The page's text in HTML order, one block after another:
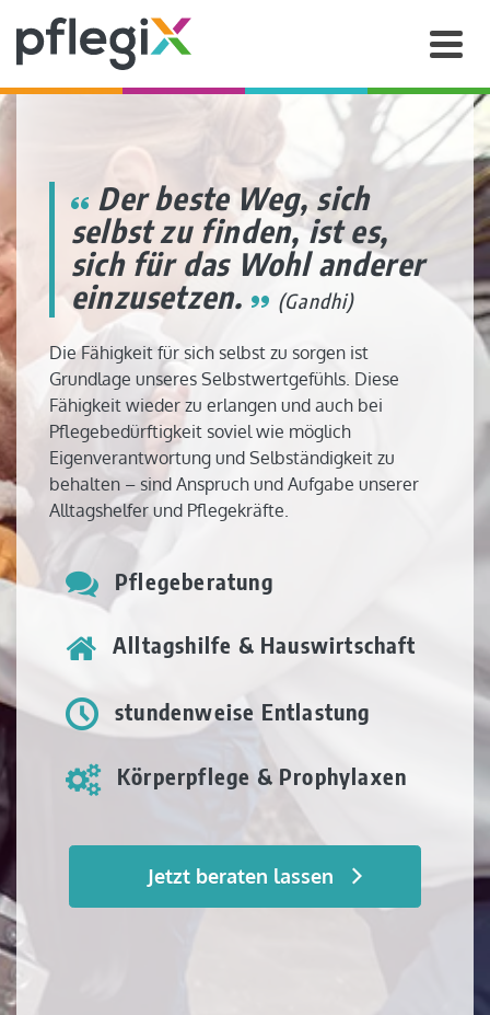
Der beste Weg, sich
selbst zu finden, ist es,
sich für das Wohl anderer
einzusetzen.
(Gandhi)
Die Fähigkeit für sich selbst zu sorgen ist
Grundlage unseres Selbstwertgefühls. Diese
Fähigkeit wieder zu erlangen und auch bei
Pflegebedürftigkeit soviel wie möglich
Eigenverantwortung und Selbständigkeit zu
behalten – sind Anspruch und Aufgabe unserer
Alltagshelfer und Pflegekräfte.
Pflegeberatung
Alltagshilfe & Hauswirtschaft
stundenweise Entlastung
Körperpflege & Prophylaxen
Jetzt beraten lassen